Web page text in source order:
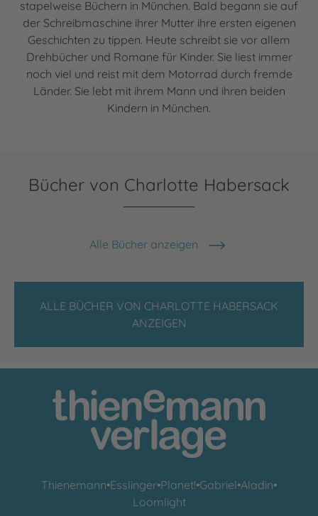
stapelweise Büchern in München. Bald begann sie auf
der Schreibmaschine ihrer Mutter ihre ersten eigenen
Geschichten zu tippen. Heute schreibt sie vor allem
Drehbücher und Romane für Kinder. Sie liest immer
noch viel und reist mit dem Motorrad durch fremde
Länder. Sie lebt mit ihrem Mann und ihren beiden
Kindern in München.
Bücher von Charlotte Habersack
Alle Bücher anzeigen
ALLE BÜCHER VON CHARLOTTE HABERSACK
ANZEIGEN
Thienemann•Esslinger•Planet!•Gabriel•Aladin•
Loomlight